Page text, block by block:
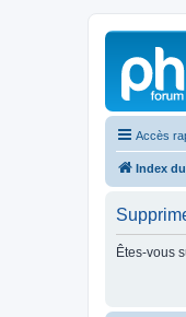
Accès
Index
Êtes-vous